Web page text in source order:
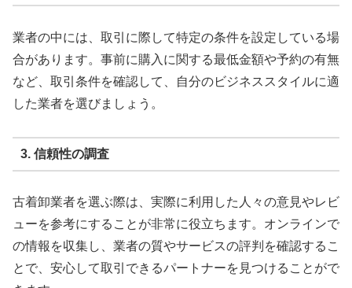
業者の中には、取引に際して特定の条件を設定している場
合があります。事前に購入に関する最低金額や予約の有無
など、取引条件を確認して、自分のビジネススタイルに適
した業者を選びましょう。
3. 信頼性の調査
古着卸業者を選ぶ際は、実際に利用した人々の意見やレビ
ューを参考にすることが非常に役立ちます。オンラインで
の情報を収集し、業者の質やサービスの評判を確認するこ
とで、安心して取引できるパートナーを見つけることがで